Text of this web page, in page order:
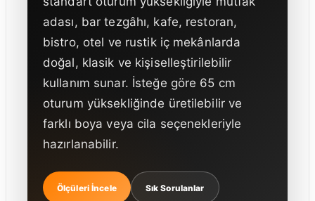
adası, bar tezgâhı, kafe, restoran,
bistro, otel ve rustik iç mekânlarda
doğal, klasik ve kişiselleştirilebilir
kullanım sunar. İsteğe göre 65 cm
oturum yüksekliğinde üretilebilir ve
farklı boya veya cila seçenekleriyle
hazırlanabilir.
Ölçüleri İncele Sık Sorulanlar